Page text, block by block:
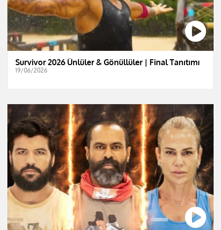
Survivor 2026 Ünlüler & Gönüllüler | Final Tanıtımı
19/06/2026